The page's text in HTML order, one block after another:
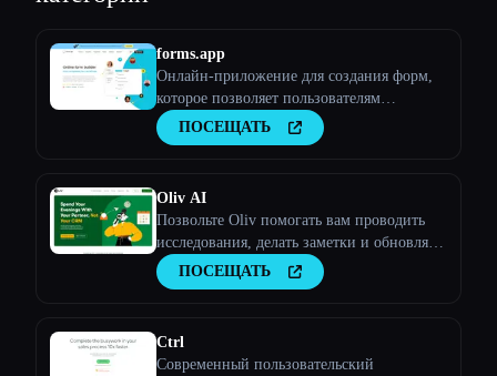
forms.app
Онлайн-приложение для создания форм,
которое позволяет пользователям
создавать любые типы форм, опросов и
викторин.
ПОСЕЩАТЬ
Oliv AI
Позвольте Oliv помогать вам проводить
исследования, делать заметки и обновлять
CRM после каждого звонка, чтобы вы
могли сосредоточиться на победном
ПОСЕЩАТЬ
Ctrl
Современный пользовательский